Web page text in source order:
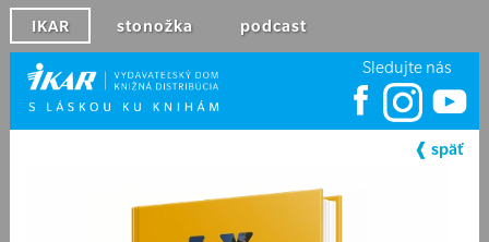
IKAR stonožka podcast
Sledujte nás
❰ späť